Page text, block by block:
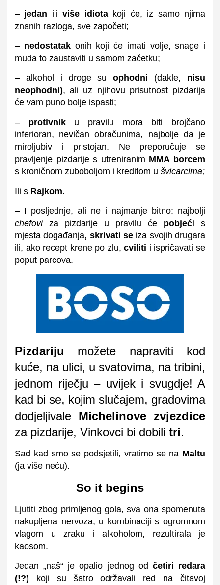
– jedan iliviše idiotakoji će, iz samo njima
znanih razloga, sve započeti;
– nedostatakonih koji će imati volje, snage i
muda to zaustaviti u samom začetku;
– alkohol i droge suophodni (dakle, nisu
neophodni), ali uz njihovu prisutnost pizdarija
će vam puno bolje ispasti;
– protivniku pravilu mora biti brojčano
inferioran, nevičan obračunima, najbolje da je
miroljubiv i pristojan. Ne preporučuje se
pravljenje pizdarije s utreniranim MMA borcem
s kroničnom zuboboljom i kreditom u švicarcima;
Ili s Rajkom.
– I posljednje, ali ne i najmanje bitno: najbolji
chefovi za pizdarije u pravilu će pobjeći s
mjesta događanja, skrivati se iza svojih drugara
ili, ako recept krene po zlu,cviliti i ispričavati se
poput parcova.
Pizdariju možete napraviti kod
kuće, na ulici, u svatovima, na tribini,
jednom riječju – uvijek i svugdje! A
kad bi se, kojim slučajem, gradovima
dodjeljivale Michelinove zvjezdice
za pizdarije, Vinkovci bi dobili tri.
Sad kad smo se podsjetili, vratimo se na Maltu
(ja više neću).
So it begins
Ljutiti zbog primljenog gola, sva ona spomenuta
nakupljena nervoza, u kombinaciji s ogromnom
vlagom u zraku i alkoholom, rezultirala je
kaosom.
Jedan „naš“ je opalio jednog od četiri redara
(!?)
koji su šatro održavali red na čitavoj